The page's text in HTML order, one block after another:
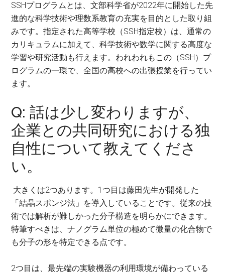
SSHプログラムとは、文部科学省が2022年に開始した先
進的な科学技術や理数系教育の充実を目的とした取り組
みです。指定された高等学校（SSH指定校）は、通常の
カリキュラムに加えて、科学技術や数学に関する高度な
学習や研究活動も行えます。われわれもこの（SSH）プ
ログラムの一環で、全国の高校への出張授業を行ってい
ます。
Q: 話は少し変わりますが、
企業との共同研究における独
自性について教えてくださ
い。
大きくは2つあります。1つ目は藤田先生が開発した
「結晶スポンジ法」を導入していることです。従来の技
術では解析が難しかった分子構造を明らかにできます。
特筆すべきは、ナノグラム単位の極めて微量の化合物で
も分子の形を特定できる点です。
2つ目は、最先端の実験機器の利用環境が備わっている